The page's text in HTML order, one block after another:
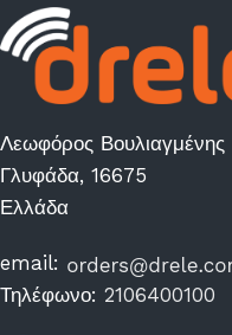
Λεωφόρος
Γλυφάδα, 16675
Ελλάδα
email:
Τηλέφωνο: 2106400100